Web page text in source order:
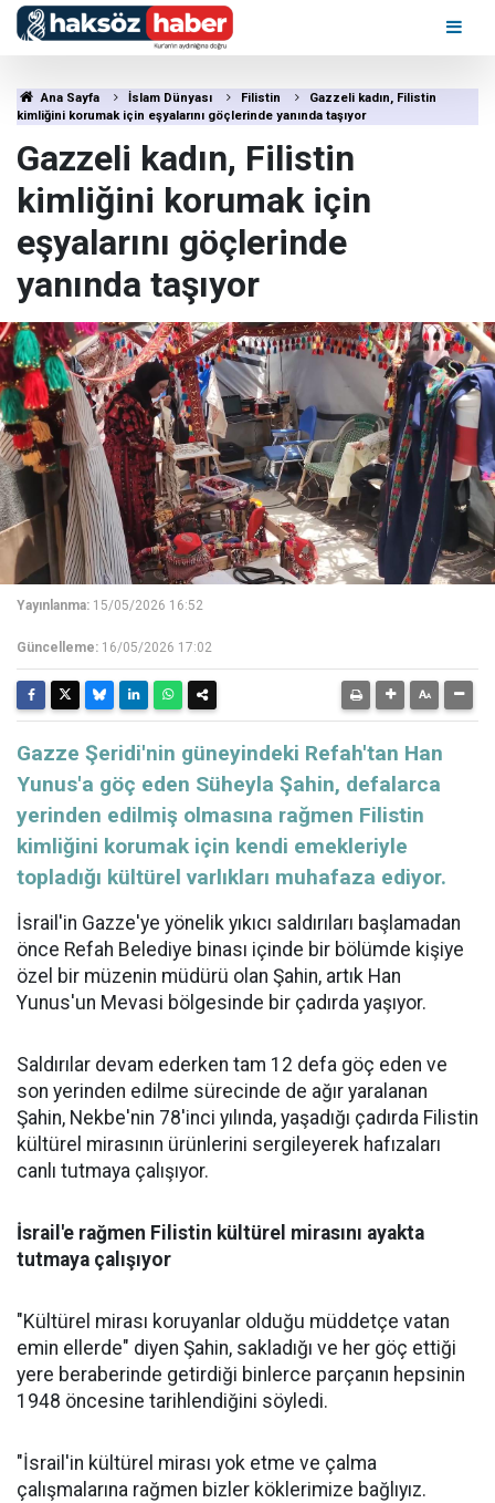
Ana Sayfa İslam Dünyası Filistin
Gazzeli kadın, Filistin
kimliğini korumak için eşyalarını göçlerinde yanında taşıyor
Gazzeli kadın, Filistin
kimliğini korumak için
eşyalarını göçlerinde
yanında taşıyor
Yayınlanma: 15/05/2026 16:52
Güncelleme: 16/05/2026 17:02
Gazze Şeridi'nin güneyindeki Refah'tan Han
Yunus'a göç eden Süheyla Şahin, defalarca
yerinden edilmiş olmasına rağmen Filistin
kimliğini korumak için kendi emekleriyle
topladığı kültürel varlıkları muhafaza ediyor.
İsrail'in Gazze'ye yönelik yıkıcı saldırıları başlamadan
önce Refah Belediye binası içinde bir bölümde kişiye
özel bir müzenin müdürü olan Şahin, artık Han
Yunus'un Mevasi bölgesinde bir çadırda yaşıyor.
Saldırılar devam ederken tam 12 defa göç eden ve
son yerinden edilme sürecinde de ağır yaralanan
Şahin, Nekbe'nin 78'inci yılında, yaşadığı çadırda Filistin
kültürel mirasının ürünlerini sergileyerek hafızaları
canlı tutmaya çalışıyor.
İsrail'e rağmen Filistin kültürel mirasını ayakta
tutmaya çalışıyor
"Kültürel mirası koruyanlar olduğu müddetçe vatan
emin ellerde" diyen Şahin, sakladığı ve her göç ettiği
yere beraberinde getirdiği binlerce parçanın hepsinin
1948 öncesine tarihlendiğini söyledi.
"İsrail'in kültürel mirası yok etme ve çalma
çalışmalarına rağmen bizler köklerimize bağlıyız.